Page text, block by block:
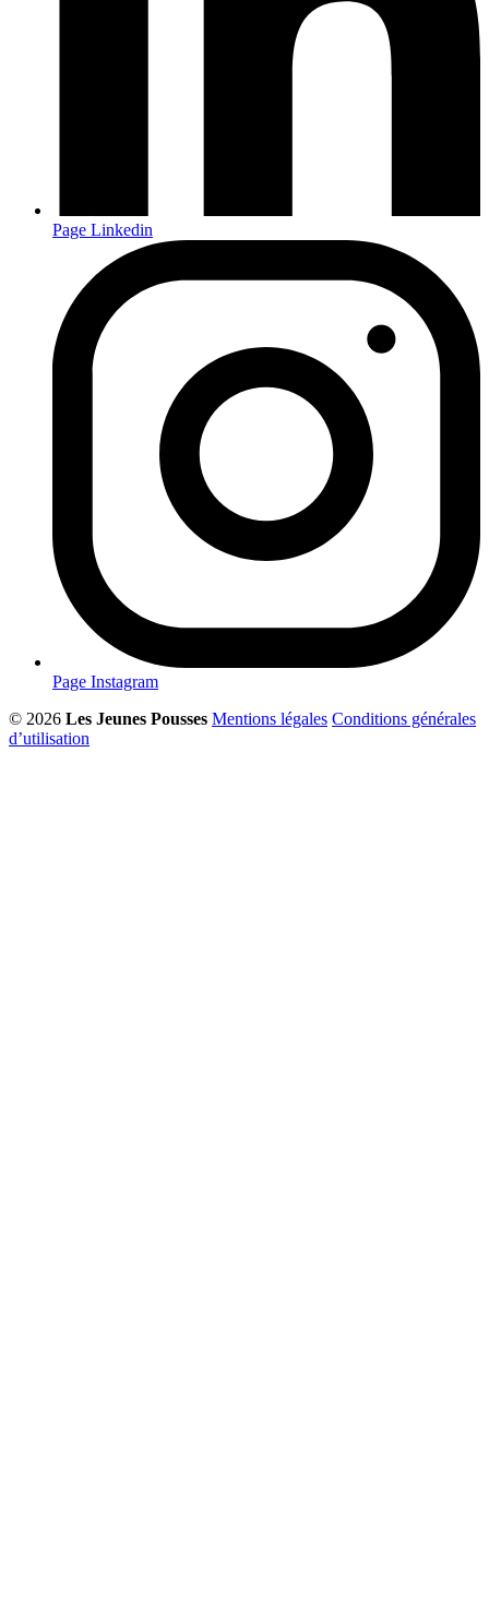
Page Linkedin
Page Instagram
© 2026 Les Jeunes Pousses Mentions légales Conditions générales
d’utilisation